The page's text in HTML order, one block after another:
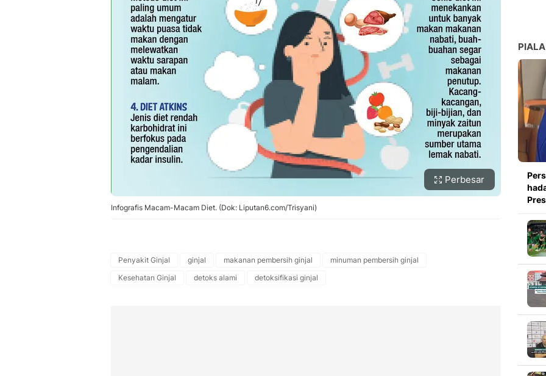
Perbesar
Infografis Macam-Macam Diet. (Dok: Liputan6.com/Trisyani)
Penyakit Ginjal ginjal makanan pembersih ginjal
minuman pembersih ginjal
Kesehatan Ginjal
detoks alami detoksifikasi ginjal